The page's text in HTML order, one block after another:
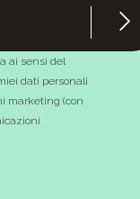
ai sensi del
dati personali
marketing (con